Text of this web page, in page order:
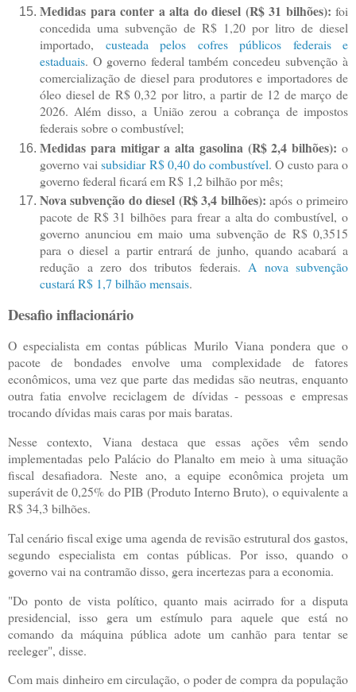
Medidas para conter a alta do diesel (R$ 31 bilhões): foi
concedida uma subvenção de R$ 1,20 por litro de diesel
importado, custeada pelos cofres públicos federais e
estaduais. O governo federal também concedeu subvenção à
comercialização de diesel para produtores e importadores de
óleo diesel de R$ 0,32 por litro, a partir de 12 de março de
2026. Além disso, a União zerou a cobrança de impostos
federais sobre o combustível;
Medidas para mitigar a alta gasolina (R$ 2,4 bilhões): o
governo vaisubsidiar R$ 0,40 do combustível. O custo para o
governo federal ficará em R$ 1,2 bilhão por mês;
Nova subvenção do diesel (R$ 3,4 bilhões): após o primeiro
pacote de R$ 31 bilhões para frear a alta do combustível, o
governo anunciou em maio uma subvenção de R$ 0,3515
para o diesel a partir entrará de junho, quando acabará a
redução a zero dos tributos federais. A nova subvenção
custará R$ 1,7 bilhão mensais.
Desafio inflacionário
O especialista em contas públicas Murilo Viana pondera que o
pacote de bondades envolve uma complexidade de fatores
econômicos, uma vez que parte das medidas são neutras, enquanto
outra fatia envolve reciclagem de dívidas - pessoas e empresas
trocando dívidas mais caras por mais baratas.
Nesse contexto, Viana destaca que essas ações vêm sendo
implementadas pelo Palácio do Planalto em meio à uma situação
fiscal desafiadora. Neste ano, a equipe econômica projeta um
superávit de 0,25% do PIB (Produto Interno Bruto), o equivalente a
R$ 34,3 bilhões.
Tal cenário fiscal exige uma agenda de revisão estrutural dos gastos,
segundo especialista em contas públicas. Por isso, quando o
governo vai na contramão disso, gera incertezas para a economia.
"Do ponto de vista político, quanto mais acirrado for a disputa
presidencial, isso gera um estímulo para aquele que está no
comando da máquina pública adote um canhão para tentar se
reeleger", disse.
Com mais dinheiro em circulação, o poder de compra da população